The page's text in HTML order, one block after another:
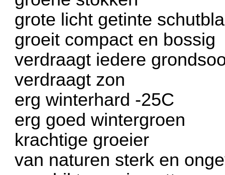
grote licht getinte
groeit compact en bossig
verdraagt iedere
verdraagt zon
erg winterhard -25C
erg goed wintergroen
krachtige groeier
van naturen sterk en